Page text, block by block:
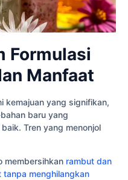
Formulasi
Manfaat
kemajuan yang signifikan,
baru yang
Tren yang menonjol
membersihkan rambut dan
menghilangkan